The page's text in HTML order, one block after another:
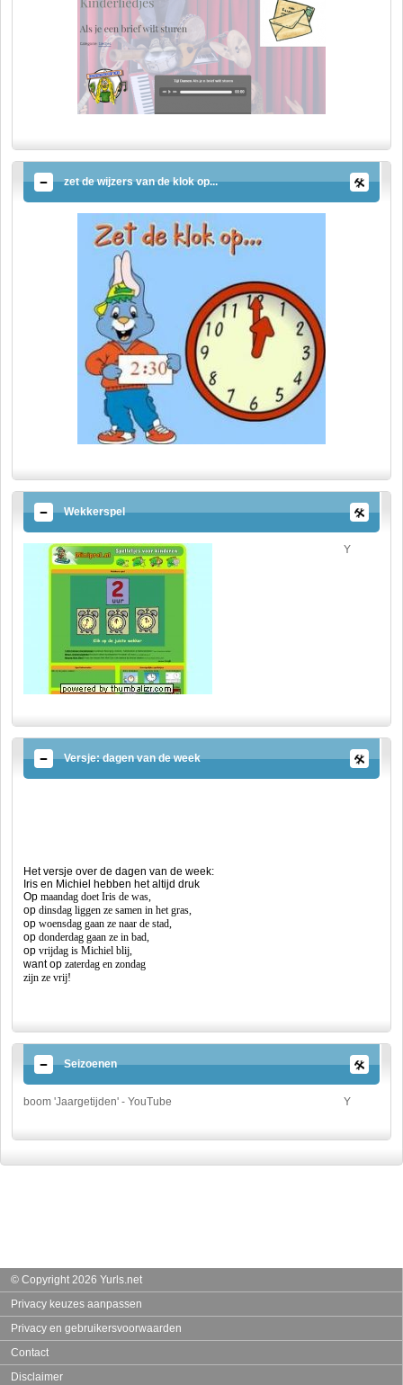
zet de wijzers van de klok op...
Wekkerspel
Y
Versje: dagen van de week
Het versje over de dagen van de week:
Iris en Michiel hebben het altijd druk
Op maandag doet Iris de was,
op dinsdag liggen ze samen in het gras,
op woensdag gaan ze naar de stad,
op donderdag gaan ze in bad,
op vrijdag is Michiel blij,
want op zaterdag en zondag
zijn ze vrij!
Seizoenen
boom 'Jaargetijden' - YouTube Y
© Copyright 2026 Yurls.net
Privacy keuzes aanpassen
Privacy en gebruikersvoorwaarden
Contact
Disclaimer